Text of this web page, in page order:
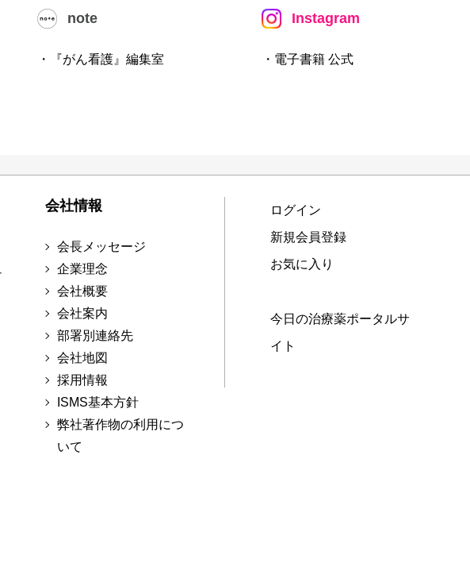
note
・『がん看護』編集室
Instagram
・電子書籍 公式
会社情報
会長メッセージ
企業理念
会社概要
会社案内
部署別連絡先
会社地図
採用情報
ISMS基本方針
弊社著作物の利用につ
いて
ログイン
新規会員登録
お気に入り
今日の治療薬ポータルサ
イト